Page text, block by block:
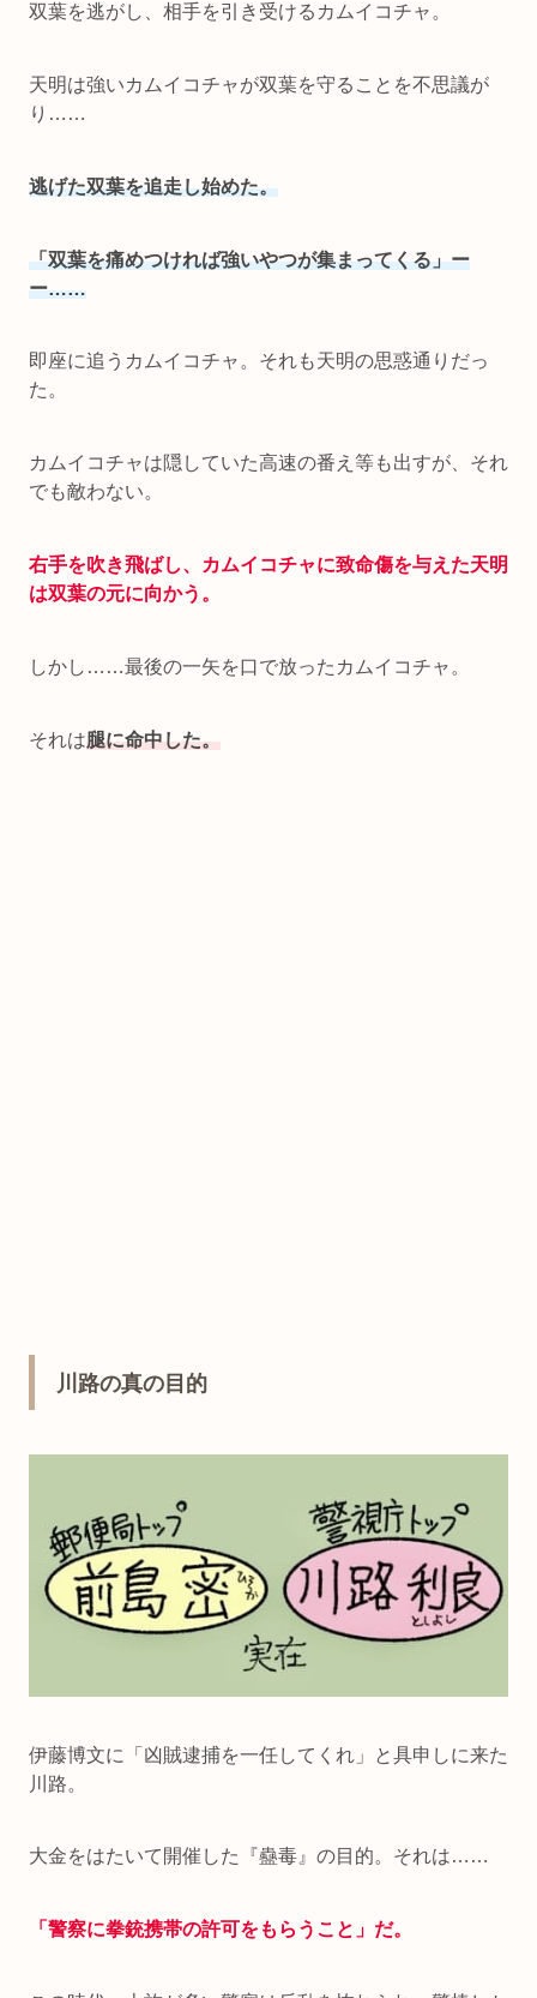
双葉を逃がし、相手を引き受けるカムイコチャ。
天明は強いカムイコチャが双葉を守ることを不思議が
り……
逃げた双葉を追走し始めた。
「双葉を痛めつければ強いやつが集まってくる」ー
ー……
即座に追うカムイコチャ。それも天明の思惑通りだっ
た。
カムイコチャは隠していた高速の番え等も出すが、それ
でも敵わない。
右手を吹き飛ばし、カムイコチャに致命傷を与えた天明
は双葉の元に向かう。
しかし……最後の一矢を口で放ったカムイコチャ。
それは腿に命中した。
川路の真の目的
伊藤博文に「凶賊逮捕を一任してくれ」と具申しに来た
川路。
大金をはたいて開催した『蠱毒』の目的。それは……
「警察に拳銃携帯の許可をもらうこと」だ。